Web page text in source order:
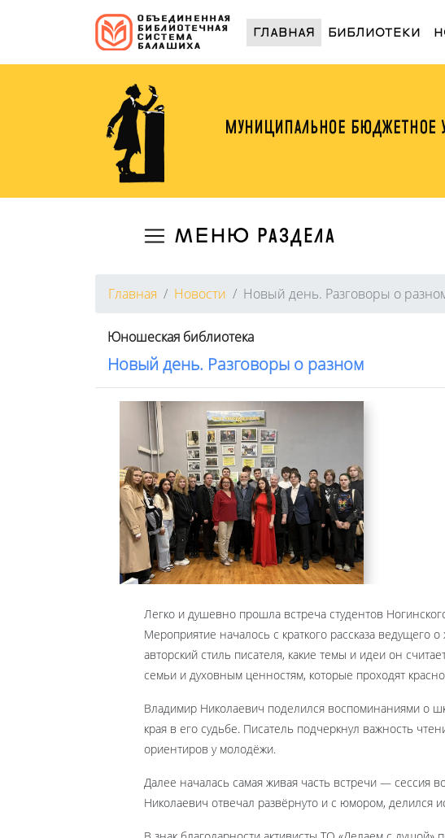
ГЛАВНАЯ (current)
БИБЛИОТЕКИ
МЕНЮ раздела
Главная Новости Новый день. Разговоры о
Юношеская библиотека
Новый день. Разговоры о разном
Легко и душевно прошла встреча студентов
Мероприятие началось с краткого рассказа ведущего
авторский стиль писателя, какие темы и идеи он
семьи и духовным ценностям, которые проходят
Владимир Николаевич поделился воспоминаниями о
края в его судьбе. Писатель подчеркнул важность
ориентиров у молодёжи.
Далее началась самая живая часть встречи —
Николаевич отвечал развёрнуто и с юмором,